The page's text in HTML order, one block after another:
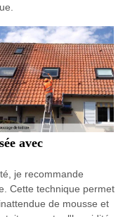
avec
je recommande
Cette technique permet
de mousse et